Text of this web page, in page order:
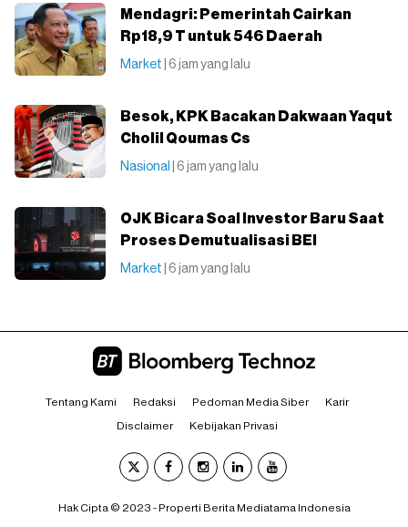
Mendagri: Pemerintah Cairkan
Rp18,9 T untuk 546 Daerah
Market | 6 jam yang lalu
Besok, KPK Bacakan Dakwaan Yaqut
Cholil Qoumas Cs
Nasional | 6 jam yang lalu
OJK Bicara Soal Investor Baru Saat
Proses Demutualisasi BEI
Market | 6 jam yang lalu
Tentang Kami Redaksi Pedoman Media Siber Karir
Disclaimer Kebijakan Privasi
Hak Cipta © 2023 - Properti Berita Mediatama Indonesia